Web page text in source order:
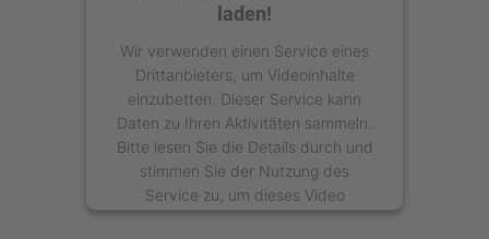
laden!
Wir verwenden einen Service eines
Drittanbieters, um Videoinhalte
einzubetten. Dieser Service kann
Daten zu Ihren Aktivitäten sammeln.
Bitte lesen Sie die Details durch und
stimmen Sie der Nutzung des
Service zu, um dieses Video
anzusehen.